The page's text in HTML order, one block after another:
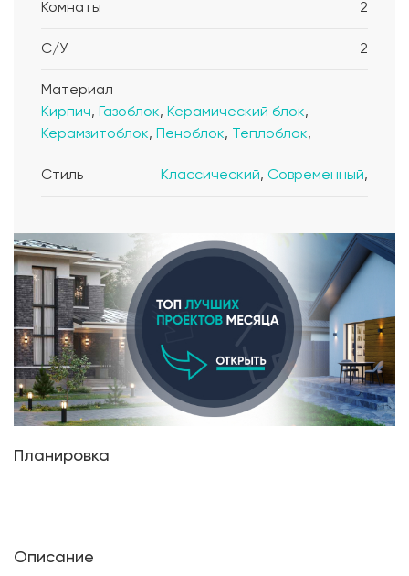
Комнаты 2
С/У 2
Материал
Кирпич, Газоблок, Керамический блок,
Керамзитоблок, Пеноблок, Теплоблок,
Стиль Классический, Современный,
Планировка
Описание